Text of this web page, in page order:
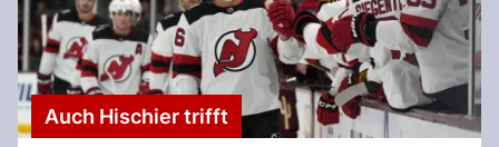
Auch Hischier trifft